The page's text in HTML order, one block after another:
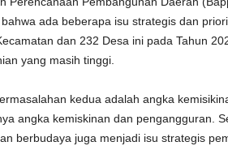
ada beberapa isu strategis dan
dan 232 Desa ini pada Tahun
yang masih tinggi.
kedua adalah angka
angka kemiskinan dan pengangguran.
berbudaya juga menjadi isu strategis